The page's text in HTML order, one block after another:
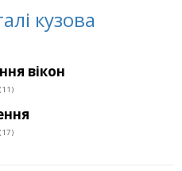
кузова
вікон
(11)
(17)